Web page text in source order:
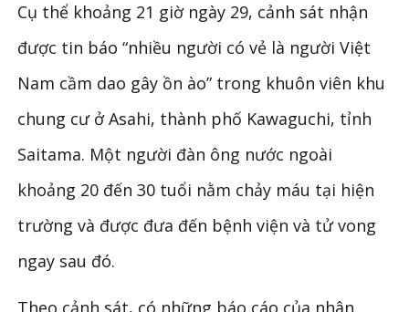
Cụ thể khoảng 21 giờ ngày 29, cảnh sát nhận
được tin báo “nhiều người có vẻ là người Việt
Nam cầm dao gây ồn ào” trong khuôn viên khu
chung cư ở Asahi, thành phố Kawaguchi, tỉnh
Saitama. Một người đàn ông nước ngoài
khoảng 20 đến 30 tuổi nằm chảy máu tại hiện
trường và được đưa đến bệnh viện và tử vong
ngay sau đó.
Theo cảnh sát, có những báo cáo của nhân